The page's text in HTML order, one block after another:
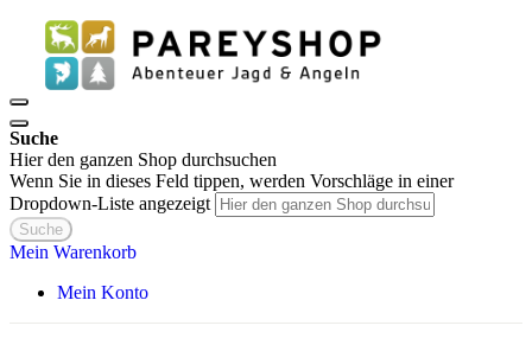
Suche
Hier den ganzen Shop durchsuchen
Wenn Sie in dieses Feld tippen, werden Vorschläge in einer
Dropdown-Liste angezeigt
Suche
Mein Warenkorb
Mein Konto